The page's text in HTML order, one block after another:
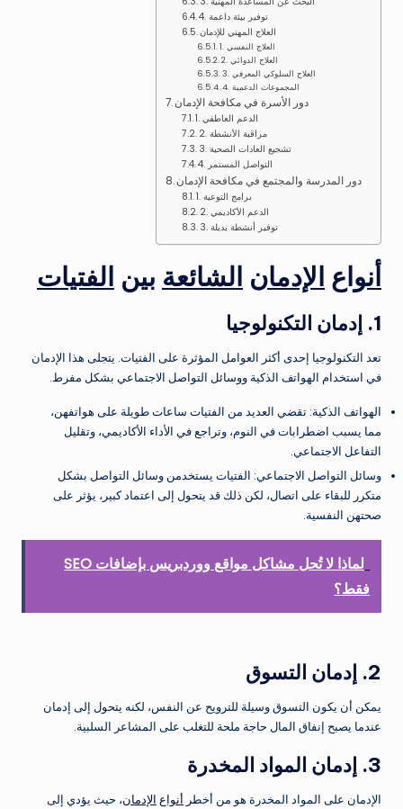
4. توفير بيئة داعمة
العلاج المهني للإدمان
1. العلاج النفسي
2. العلاج الدوائي
3. العلاج السلوكي المعرفي
4. المجموعات الدعمية
دور الأسرة في مكافحة الإدمان
1. الدعم العاطفي
2. مراقبة الأنشطة
3. تشجيع العادات الصحية
4. التواصل المستمر
دور المدرسة والمجتمع في مكافحة الإدمان
1. برامج التوعية
2. الدعم الأكاديمي
3. توفير أنشطة بديلة
أنواع الإدمان الشائعة بين الفتيات
1. إدمان التكنولوجيا
تعد التكنولوجيا إحدى أكثر العوامل المؤثرة على الفتيات. يتجلى هذا الإدمان
في استخدام الهواتف الذكية ووسائل التواصل الاجتماعي بشكل مفرط.
الهواتف الذكية: تقضي العديد من الفتيات ساعات طويلة على هواتفهن،
مما يسبب اضطرابات في النوم، وتراجع في الأداء الأكاديمي، وتقليل
التفاعل الاجتماعي.
وسائل التواصل الاجتماعي: الفتيات يستخدمن وسائل التواصل بشكل
متكرر للبقاء على اتصال، لكن ذلك قد يتحول إلى اعتماد كبير، يؤثر على
صحتهن النفسية.
لماذا لا تُحل مشاكل مواقع ووردبريس بإضافات SEO
فقط؟
2. إدمان التسوق
يمكن أن يكون التسوق وسيلة للترويح عن النفس، لكنه يتحول إلى إدمان
عندما يصبح إنفاق المال حاجة ملحة للتغلب على المشاعر السلبية.
3. إدمان المواد المخدرة
الإدمان على المواد المخدرة هو من أخطر أنواع الإدمان، حيث يؤدي إلى